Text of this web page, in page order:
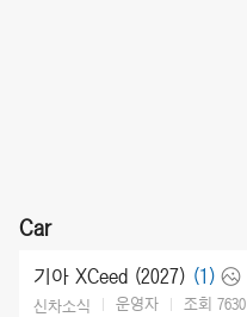
Car
기아 XCeed (2027) (1)
신차소식 운영자 조회 7630